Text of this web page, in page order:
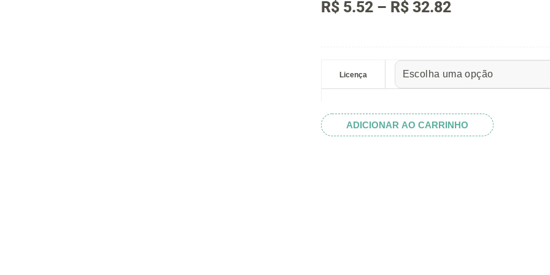
R$5.52 – R$32.82Faixa
através
R$ 32.82
Licença
Kite
SilhouetteADICIONAR AO CARRINHO